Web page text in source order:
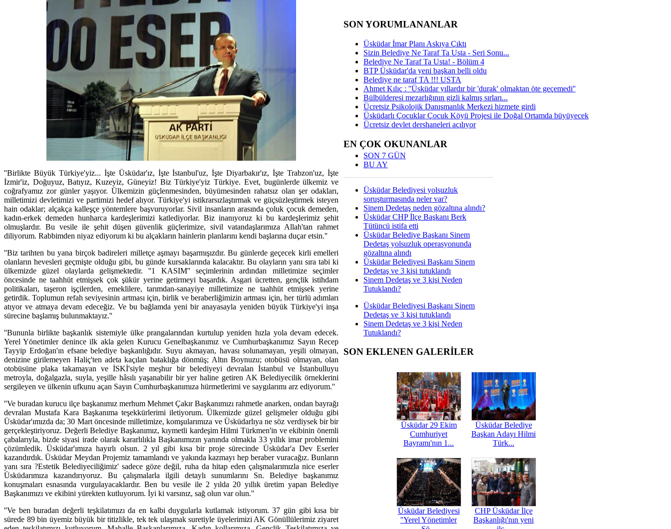
''Birlikte Büyük Türkiye'yiz... İşte Üsküdar'ız, İşte İstanbul'uz, İşte Diyarbakır'ız, İşte Trabzon'uz, İşte
İzmir'iz, Doğuyuz, Batıyız, Kuzeyiz, Güneyiz! Biz Türkiye'yiz Türkiye. Evet, bugünlerde ülkemiz ve
coğrafyamız zor günler yaşıyor. Ülkemizin güçlenmesinden, büyümesinden rahatsız olan şer odakları,
milletimizi devletimizi ve partimizi hedef alıyor. Türkiye'yi istikrarsızlaştırmak ve güçsüzleştirmek isteyen
hain odaklar; alçakça kalleşçe yöntemlere başvuruyorlar. Sivil insanların arasında çoluk çocuk demeden,
kadın-erkek demeden hunharca kardeşlerimizi katlediyorlar. Biz inanıyoruz ki bu kardeşlerimiz şehit
olmuşlardır. Bu vesile ile şehit düşen güvenlik güçlerimize, sivil vatandaşlarımıza Allah'tan rahmet
diliyorum. Rabbimden niyaz ediyorum ki bu alçakların hainlerin planlarını kendi başlarına duçar etsin.''
''Biz tarihten bu yana birçok badireleri milletçe aşmayı başarmışızdır. Bu günlerde geçecek kirli emelleri
olanların hevesleri geçmişte olduğu gibi, bu günde kursaklarında kalacaktır. Bu olayların yanı sıra tabi ki
ülkemizde güzel olaylarda gelişmektedir. ''1 KASIM'' seçimlerinin ardından milletimize seçimler
öncesinde ne taahhüt etmişsek çok şükür yerine getirmeyi başardık. Asgari ücretten, gençlik istihdam
politikaları, taşeron işçilerden, emeklilere, tarımdan-sanayiye milletimize ne taahhüt etmişsek yerine
getirdik. Toplumun refah seviyesinin artması için, birlik ve beraberliğimizin artması için, her türlü adımları
atıyor ve atmaya devam edeceğiz. Ve bu bağlamda yeni bir anayasayla yeniden büyük Türkiye'yi inşa
sürecine başlamış bulunmaktayız.''
''Bununla birlikte başkanlık sistemiyle ülke prangalarından kurtulup yeniden hızla yola devam edecek.
Yerel Yönetimler denince ilk akla gelen Kurucu Genelbaşkanımız ve Cumhurbaşkanımız Sayın Recep
Tayyip Erdoğan'ın efsane belediye başkanlığıdır. Suyu akmayan, havası solunamayan, yeşili olmayan,
denizine girilemeyen Haliç'ten adeta kaçılan bataklığa dönmüş; Altın Boynuzu; otobüsü olmayan, olan
otobüsüne plaka takamayan ve İSKİ'siyle meşhur bir belediyeyi devralan İstanbul ve İstanbulluyu
metroyla, doğalgazla, suyla, yeşille hâsılı yaşanabilir bir yer haline getiren AK Belediyecilik örneklerini
sergileyen ve ülkenin ufkunu açan Sayın Cumhurbaşkanımıza hürmetlerimi ve saygılarımı arz ediyorum.''
''Ve buradan kurucu ilçe başkanımız merhum Mehmet Çakır Başkanımızı rahmetle anarken, ondan bayrağı
devralan Mustafa Kara Başkanıma teşekkürlerimi iletiyorum. Ülkemizde güzel gelişmeler olduğu gibi
Üsküdar'ımızda da; 30 Mart öncesinde milletimize, komşularımıza ve Üsküdarlıya ne söz verdiysek bir bir
gerçekleştiriyoruz. Değerli Belediye Başkanımız, kıymetli kardeşim Hilmi Türkmen'in ve ekibinin önemli
çabalarıyla, bizde siyasi irade olarak kararlılıkla Başkanımızın yanında olmakla 33 yıllık imar problemini
çözümledik. Üsküdar'ımıza hayırlı olsun. 2 yıl gibi kısa bir proje sürecinde Üsküdar'a Dev Eserler
kazandırdık. Üsküdar Meydan Projemiz tamamlandı ve yakında kazmayı hep beraber vuracağız. Bunların
yanı sıra ?Estetik Belediyeciliğimiz' sadece göze değil, ruha da hitap eden çalışmalarımızla nice eserler
Üsküdarımıza kazandırıyoruz. Bu çalışmalarla ilgili detaylı sunumlarını Sn. Belediye başkanımız
konuşmaları esnasında vurgulayacaklardır. Ben bu vesile ile 2 yılda 20 yıllık üretim yapan Belediye
Başkanımızı ve ekibini yürekten kutluyorum. İyi ki varsınız, sağ olun var olun.''
''Ve ben buradan değerli teşkilatımızı da en kalbi duygularla kutlamak istiyorum. 37 gün gibi kısa bir
sürede 89 bin üyemiz büyük bir titizlikle, tek tek ulaşmak suretiyle üyelerimizi AK Gönüllülerimiz ziyaret
SON YORUMLANANLAR
Üsküdar İmar Planı Askıya Çıktı
Sizin Belediye Ne Taraf Ta Usta - Seri Sonu...
Belediye Ne Taraf Ta Usta! - Bölüm 4
BTP Üsküdar'da yeni başkan belli oldu
Belediye ne taraf TA !!! USTA
Ahmet Kılıç : ''Üsküdar yıllardır bir 'durak' olmaktan öte geçemedi''
Bülbülderesi mezarlığının gizli kalmış sırları...
Ücretsiz Psikolojik Danışmanlık Merkezi hizmete girdi
Üsküdarlı Çocuklar Çocuk Köyü Projesi ile Doğal Ortamda büyüyecek
Ücretsiz devlet dershaneleri açılıyor
EN ÇOK OKUNANLAR
SON 7 GÜN
BU AY
Üsküdar Belediyesi yolsuzluk
soruşturmasında neler var?
Sinem Dedetaş neden gözaltına alındı?
Üsküdar CHP İlçe Başkanı Berk
Tütüncü istifa etti
Üsküdar Belediye Başkanı Sinem
Dedetaş yolsuzluk operasyonunda
gözaltına alındı
Üsküdar Belediyesi Başkanı Sinem
Dedetaş ve 3 kişi tutuklandı
Sinem Dedetaş ve 3 kişi Neden
Tutuklandı?
Üsküdar Belediyesi Başkanı Sinem
Dedetaş ve 3 kişi tutuklandı
Sinem Dedetaş ve 3 kişi Neden
Tutuklandı?
SON EKLENEN GALERİLER
Üsküdar 29 Ekim
Cumhuriyet
Bayramı'nın 1...
Üsküdar Belediye
Başkan Adayı Hilmi
Türk...
Üsküdar Belediyesi
''Yerel Yönetimler
CHP Üsküdar İlçe
Başkanlığı'nın yeni